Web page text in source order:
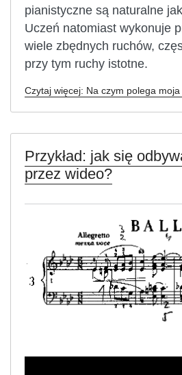
pianistyczne są naturalne
Uczeń natomiast wykonuje
wiele zbędnych ruchów,
przy tym ruchy istotne.
Czytaj więcej: Na czym polega
Przykład: jak się
przez wideo?